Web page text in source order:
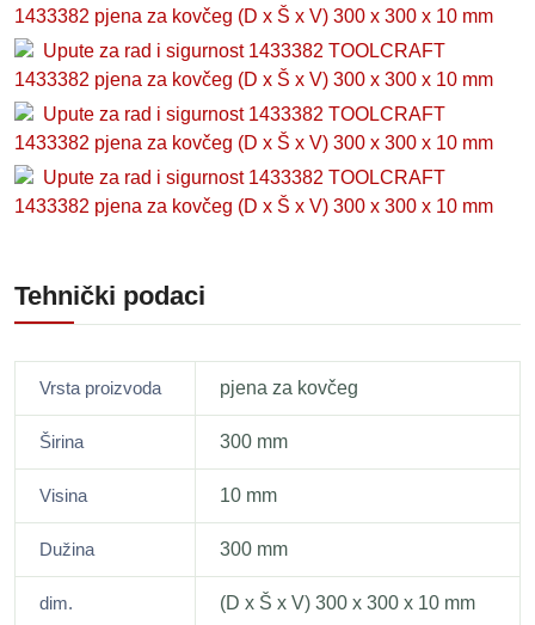
1433382 pjena za kovčeg (D x Š x V) 300 x 300 x 10 mm
Upute za rad i sigurnost 1433382 TOOLCRAFT
1433382 pjena za kovčeg (D x Š x V) 300 x 300 x 10 mm
Upute za rad i sigurnost 1433382 TOOLCRAFT
1433382 pjena za kovčeg (D x Š x V) 300 x 300 x 10 mm
Upute za rad i sigurnost 1433382 TOOLCRAFT
1433382 pjena za kovčeg (D x Š x V) 300 x 300 x 10 mm
Tehnički podaci
Vrsta proizvoda pjena za kovčeg
Širina 300 mm
Visina 10 mm
Dužina 300 mm
dim. (D x Š x V) 300 x 300 x 10 mm